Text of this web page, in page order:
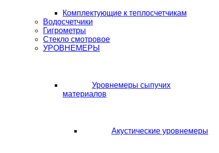
Комплектующие к теплосчетчикам
Водосчетчики
Гигрометры
Стекло смотровое
УРОВНЕМЕРЫ
Уровнемеры сыпучих
материалов
Акустические уровнемеры